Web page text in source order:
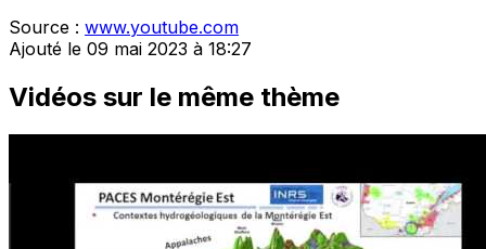
Source : www.youtube.com
Ajouté le 09 mai 2023 à 18:27
Vidéos sur le même thème